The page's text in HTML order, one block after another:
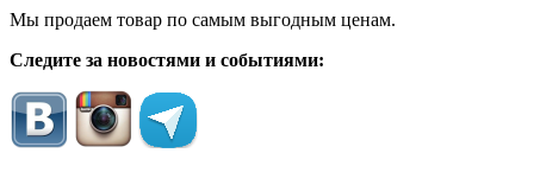
Мы продаем товар по самым выгодным ценам.
Следите за новостями и событиями: